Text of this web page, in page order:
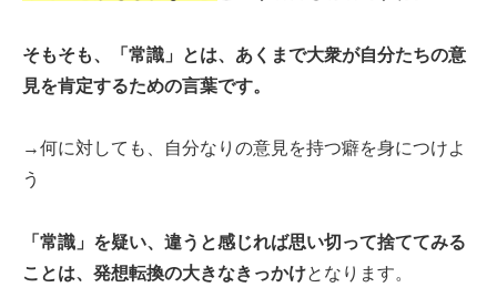
そもそも、「常識」とは、あくまで大衆が自分たちの意
見を肯定するための言葉です。
→何に対しても、自分なりの意見を持つ癖を身につけよ
う
「常識」を疑い、違うと感じれば思い切って捨ててみる
ことは、発想転換の大きなきっかけとなります。